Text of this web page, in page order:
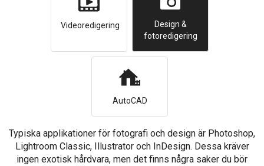
Videoredigering
Design &
fotoredigering
AutoCAD
Typiska applikationer för fotografi och design är Photoshop,
Lightroom Classic, Illustrator och InDesign. Dessa kräver
ingen exotisk hårdvara, men det finns några saker du bör